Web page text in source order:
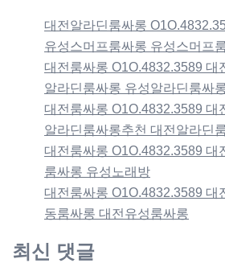
대전알라딘룸싸롱
유성스머프룸싸롱 유성스머프
대전룸싸롱 O1O.4832.3589 대
알라딘룸싸롱 유성알라딘룸싸
대전룸싸롱 O1O.4832.3589 대
알라딘룸싸롱추천 대전알라딘
대전룸싸롱 O1O.4832.3589 대
룸싸롱 유성노래방
대전룸싸롱 O1O.4832.3589 대
동룸싸롱 대전유성룸싸롱
최신 댓글